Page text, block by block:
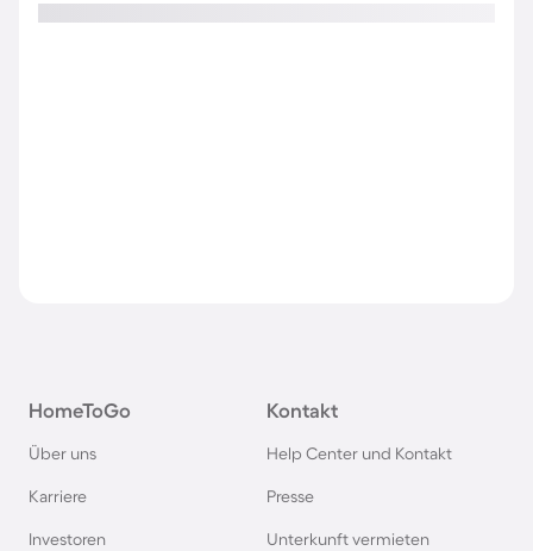
HomeToGo
Über uns
Karriere
Investoren
Kontakt
Help Center und Kontakt
Presse
Unterkunft vermieten